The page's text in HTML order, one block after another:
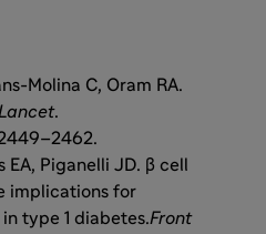
Molina C, Oram RA.
Lancet.
EA, Piganelli JD. β cell
implications for
type 1 diabetes.Front